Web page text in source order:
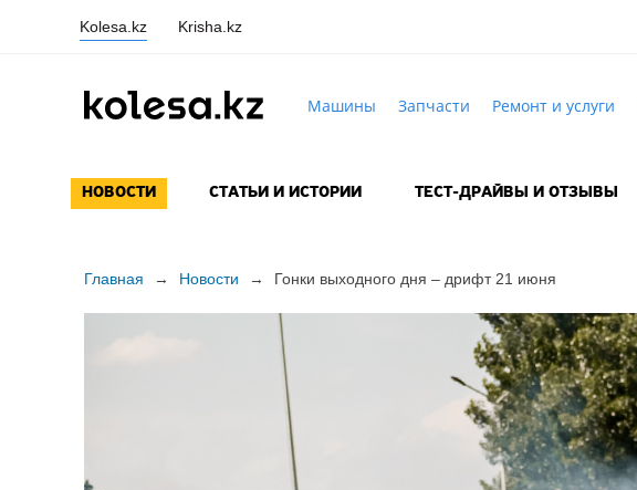
Kolesa.kz Krisha.kz
Машины Запчасти Ремонт и услуги
НОВОСТИ СТАТЬИ И ИСТОРИИ ТЕСТ-ДРАЙВЫ И ОТЗЫВЫ
Главная → Новости → Гонки выходного дня – дрифт 21 июня